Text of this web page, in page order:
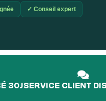
✓ Conseil expert
30JSERVICE CLIENT